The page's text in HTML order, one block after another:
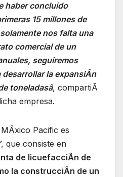
haber concluido
15 millones de
nos falta una
comercial de un
seguiremos
la expansiÃn
toneladasâ, compartiÃ
empresa.
Pacific es
, que consiste en
de licuefacciÃn de
la construcciÃn de un